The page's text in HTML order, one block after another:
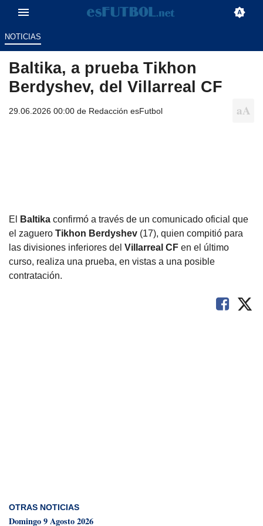
NOTICIAS
Baltika, a prueba Tikhon
Berdyshev, del Villarreal CF
29.06.2026 00:00 de Redacción esFutbol
El Baltika confirmó a través de un comunicado oficial que
el zaguero Tikhon Berdyshev (17), quien compitió para
las divisiones inferiores del Villarreal CF en el último
curso, realiza una prueba, en vistas a una posible
contratación.
OTRAS NOTICIAS
Domingo 9 Agosto 2026